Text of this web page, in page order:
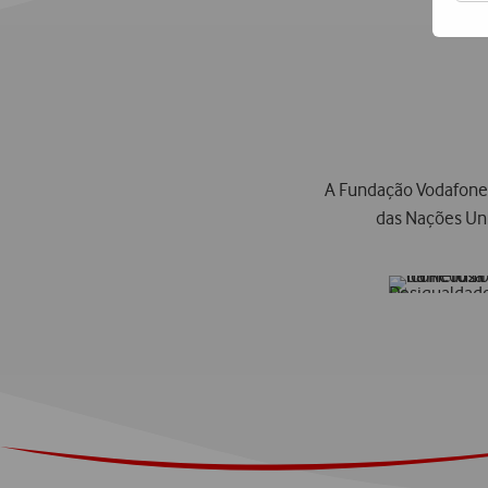
A Fundação
das Nações